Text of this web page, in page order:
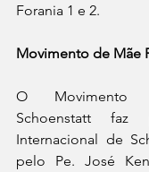
Forania 1 e 2.
Movimento de Mãe
O Movimento
Schoenstatt
Internacional de
pelo Pe. José